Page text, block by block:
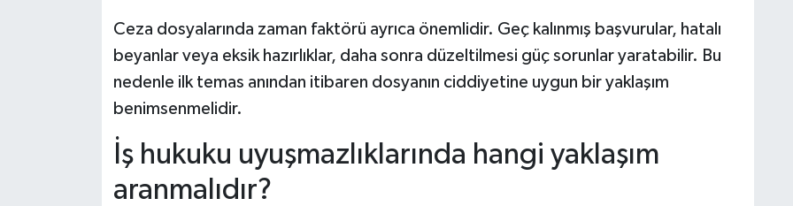
Ceza dosyalarında zaman faktörü ayrıca önemlidir. Geç kalınmış başvurular, hatalı
beyanlar veya eksik hazırlıklar, daha sonra düzeltilmesi güç sorunlar yaratabilir. Bu
nedenle ilk temas anından itibaren dosyanın ciddiyetine uygun bir yaklaşım
benimsenmelidir.
İş hukuku uyuşmazlıklarında hangi yaklaşım
aranmalıdır?